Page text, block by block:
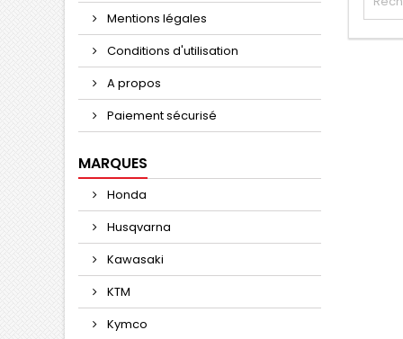
Mentions légales
Conditions d'utilisation
A propos
Paiement sécurisé
MARQUES
Honda
Husqvarna
Kawasaki
KTM
Kymco